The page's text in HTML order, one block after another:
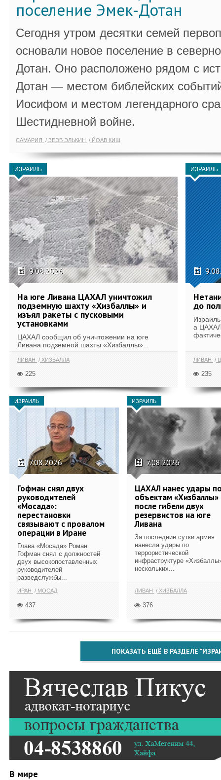
поселение Эмек-Дотан
Сегодня утром десятки семей
основали новое поселение в
Дотан. Оно расположено рядом с
Дотан — местом библейских
Иосифом и местом легендарного
Шестидневной войне.
САМАРИЯ ЗЕЭВ ЭЛЬКИН ЙОАВ КИШ
ИЗРАИЛЬ
9.08.2026
На юге Ливана ЦАХАЛ уничтожил
подземную шахту «Хизбаллы» и
изъял ракеты с пусковыми
установками
ЦАХАЛ сообщил об уничтожении на юге
Ливана подземной шахты «Хизбаллы»...
ЛИВАН ХИЗБАЛЛА
225
ИЗРАИЛЬ
до
а ЦАХАЛ
ЛИВАН
235
ИЗРАИЛЬ
7.08.2026
Гофман снял двух
руководителей
«Мосада»:
перестановки
связывают с провалом
операции в Иране
Глава «Мосада» Роман
Гофман снял с должностей
двух высокопоставленных
руководителей
разведслужбы...
ИРАН МОСАД
437
ИЗРАИЛЬ
7.08.2026
ЦАХАЛ нанес удары
объектам «Хизбаллы»
после гибели двух
резервистов на юге
Ливана
За последние сутки армия
нанесла удары по
террористической
инфраструктуре
нескольких...
ЛИВАН ХИЗБАЛЛА
376
ПОКАЗАТЬ ЕЩЁ В РАЗДЕЛЕ
В мире